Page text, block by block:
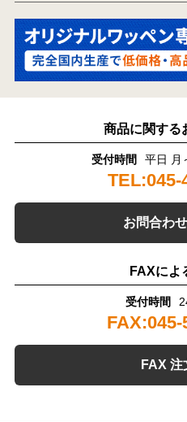
商品に関する
受付時間 平日 月
TEL:045-
お問合わ
FAXによ
受付時間
FAX:045-
FAX 注